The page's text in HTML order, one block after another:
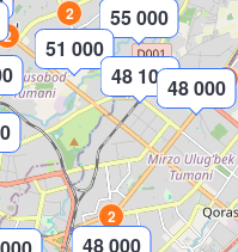
55 000
51 000
48 10048 0002
2
2
2
48 000